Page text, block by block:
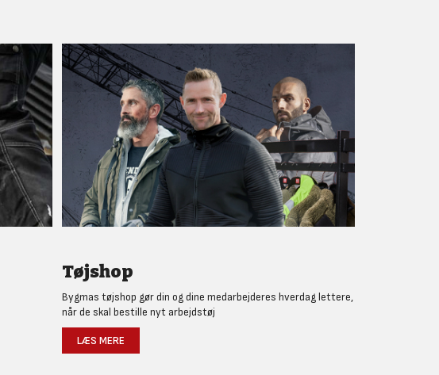
Tøjshop
Bygmas tøjshop gør din og dine medarbejderes hverdag lettere,
når de skal bestille nyt arbejdstøj
LÆS MERE